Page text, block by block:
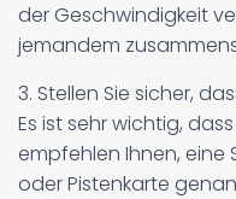
der Geschwindigkeit
jemandem
3. Stellen Sie sicher,
Es ist sehr wichtig,
empfehlen Ihnen, eine
oder Pistenkarte